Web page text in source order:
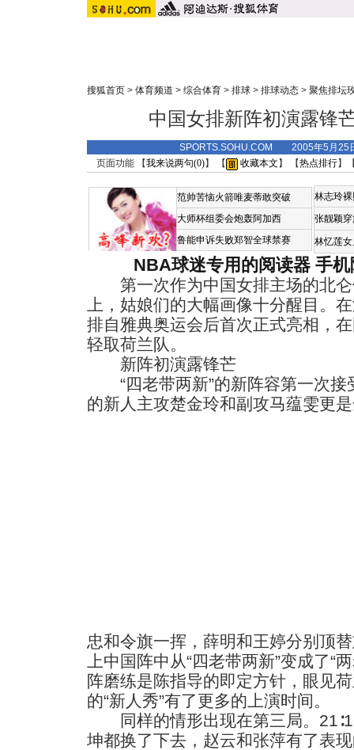
搜狐首页 > 体育频道 > 综合体育 > 排球 > 排球动态 > 聚焦排坛
中国女排新阵初演露锋
SPORTS.SOHU.COM 2005年5月25
页面功能 【我来说两句(0)】 【 收藏本文 】 【热点排行】
范帅苦恼火箭唯麦蒂敢突破
大师杯组委会炮轰阿加西
鲁能申诉失败郑智全球禁赛
林志玲
张靓颖
林忆莲
NBA球迷专用的阅读器 手
第一次作为中国女排主场的北仑
上，姑娘们的大幅画像十分醒目。
排自雅典奥运会后首次正式亮相，
轻取荷兰队。
新阵初演露锋芒
“四老带两新”的新阵容第一次接
的新人主攻楚金玲和副攻马蕴雯更
忠和令旗一挥，薛明和王婷分别顶
上中国阵中从“四老带两新”变成了“
阵磨练是陈指导的即定方针，眼见
的“新人秀”有了更多的上演时间。
同样的情形出现在第三局。
坤都换了下去，赵云和张萍有了表